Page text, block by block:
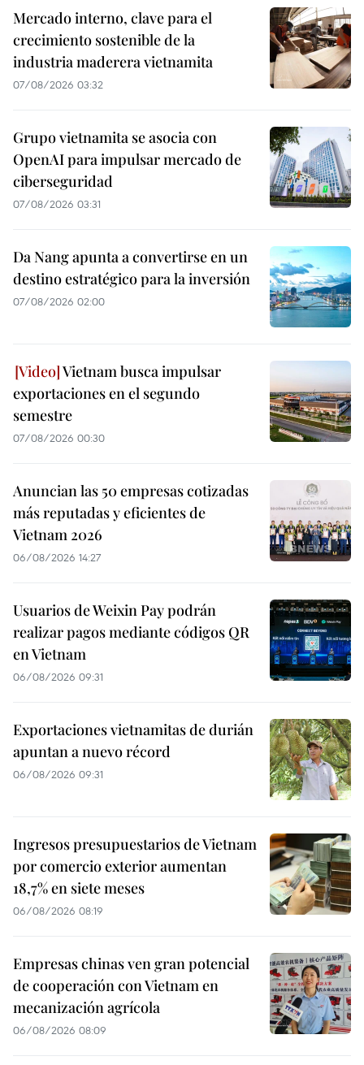
Mercado interno, clave para el
crecimiento sostenible de la
industria maderera vietnamita
07/08/2026 03:32
Grupo vietnamita se asocia con
OpenAI para impulsar mercado de
ciberseguridad
07/08/2026 03:31
Da Nang apunta a convertirse en un
destino estratégico para la inversión
07/08/2026 02:00
Vietnam busca impulsar
exportaciones en el segundo
semestre
07/08/2026 00:30
Anuncian las 50 empresas cotizadas
más reputadas y eficientes de
Vietnam 2026
06/08/2026 14:27
Usuarios de Weixin Pay podrán
realizar pagos mediante códigos QR
en Vietnam
06/08/2026 09:31
Exportaciones vietnamitas de durián
apuntan a nuevo récord
06/08/2026 09:31
Ingresos presupuestarios de Vietnam
por comercio exterior aumentan
18,7% en siete meses
06/08/2026 08:19
Empresas chinas ven gran potencial
de cooperación con Vietnam en
mecanización agrícola
06/08/2026 08:09